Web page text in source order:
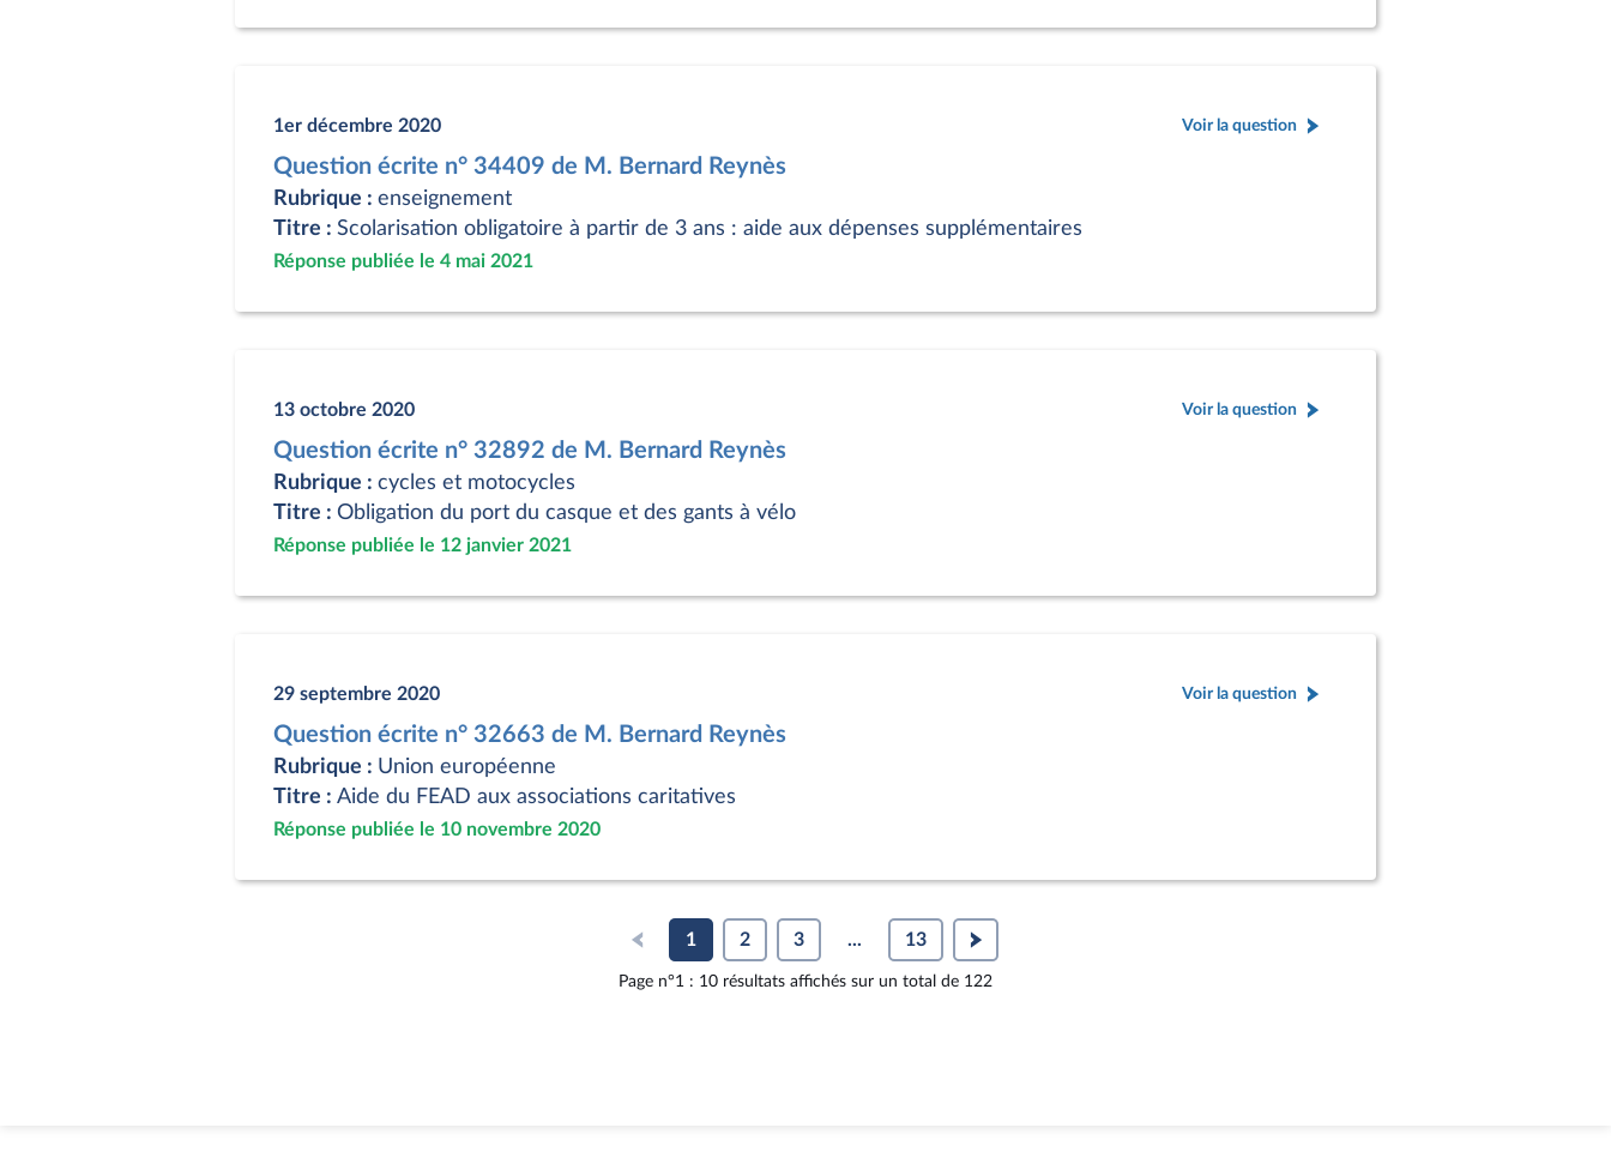
1er décembre 2020 Voir la question
Question écrite n° 34409 de M. Bernard Reynès
Rubrique : enseignement
Titre : Scolarisation obligatoire à partir de 3 ans : aide aux dépenses supplémentaires
Réponse publiée le 4 mai 2021
13 octobre 2020 Voir la question
Question écrite n° 32892 de M. Bernard Reynès
Rubrique : cycles et motocycles
Titre : Obligation du port du casque et des gants à vélo
Réponse publiée le 12 janvier 2021
29 septembre 2020 Voir la question
Question écrite n° 32663 de M. Bernard Reynès
Rubrique : Union européenne
Titre : Aide du FEAD aux associations caritatives
Réponse publiée le 10 novembre 2020
1 2 3 ... 13
Page n°1 : 10 résultats affichés sur un total de 122